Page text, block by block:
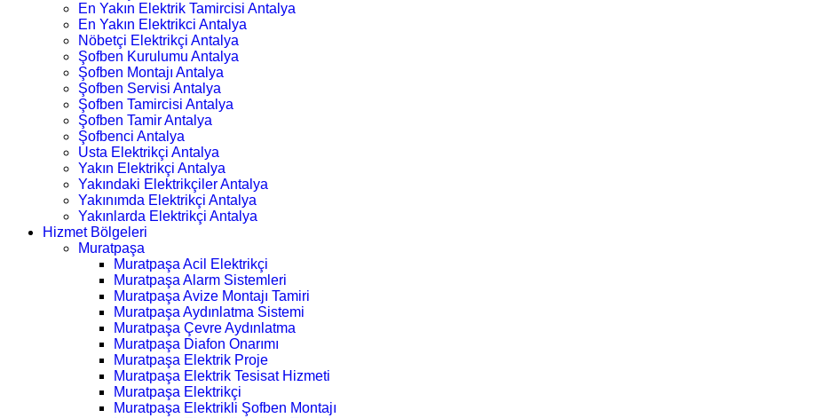
En Yakın Elektrik Tamircisi Antalya
En Yakın Elektrikci Antalya
Nöbetçi Elektrikçi Antalya
Şofben Kurulumu Antalya
Şofben Montajı Antalya
Şofben Servisi Antalya
Şofben Tamircisi Antalya
Şofben Tamir Antalya
Şofbenci Antalya
Usta Elektrikçi Antalya
Yakın Elektrikçi Antalya
Yakındaki Elektrikçiler Antalya
Yakınımda Elektrikçi Antalya
Yakınlarda Elektrikçi Antalya
Hizmet Bölgeleri
Muratpaşa
Muratpaşa Acil Elektrikçi
Muratpaşa Alarm Sistemleri
Muratpaşa Avize Montajı Tamiri
Muratpaşa Aydınlatma Sistemi
Muratpaşa Çevre Aydınlatma
Muratpaşa Diafon Onarımı
Muratpaşa Elektrik Proje
Muratpaşa Elektrik Tesisat Hizmeti
Muratpaşa Elektrikçi
Muratpaşa Elektrikli Şofben Montajı